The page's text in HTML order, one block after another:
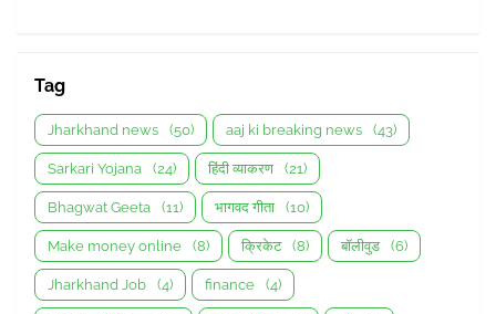
Tag
Jharkhand news (50) aaj ki breaking news (43)
Sarkari Yojana (24) हिंदी व्याकरण (21)
Bhagwat Geeta (11) भागवद गीता (10)
Make money online (8) क्रिकेट (8) बॉलीवुड (6)
Jharkhand Job (4) finance (4)